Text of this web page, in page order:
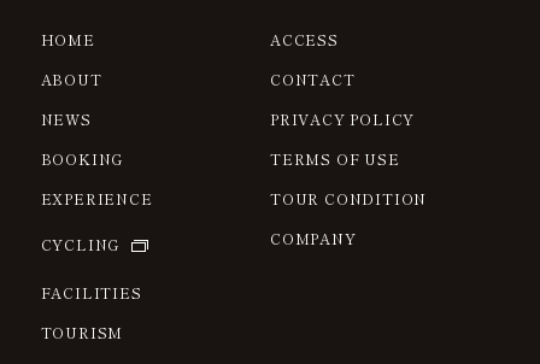
HOME
ABOUT
NEWS
BOOKING
EXPERIENCE
CYCLING
FACILITIES
TOURISM
ACCESS
CONTACT
PRIVACY POLICY
TERMS OF USE
TOUR CONDITION
COMPANY